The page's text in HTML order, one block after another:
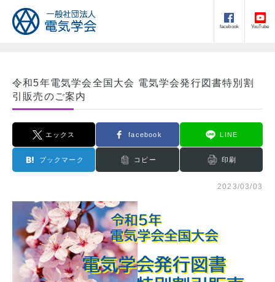
facebook YouTube
令和5年電気学会全国大会 電気学会発行図書特別割
引販売のご案内
エックス facebook LINE
ブックマーク コピー 印刷
2023/03/03